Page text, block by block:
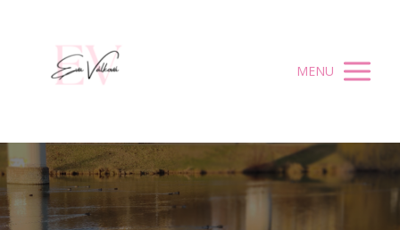
MENU